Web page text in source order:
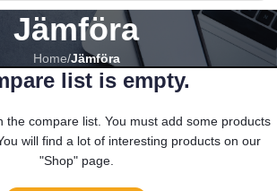
Jämföra
Home/Jämföra
list is empty.
the compare list. You must add some products
will find a lot of interesting products on our
"Shop" page.